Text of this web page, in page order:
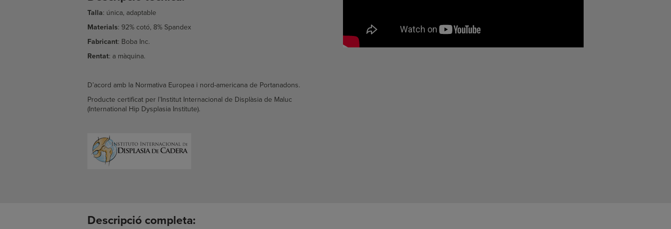
Talla: única, adaptable
Materials: 92% cotó, 8% Spandex
Fabricant: Boba Inc.
Rentat: a màquina.
D’acord amb la Normativa Europea i nord-americana de Portanadons.
Producte certificat per l’Institut Internacional de Displàsia de Maluc
(International Hip Dysplasia Institute).
Descripció completa: